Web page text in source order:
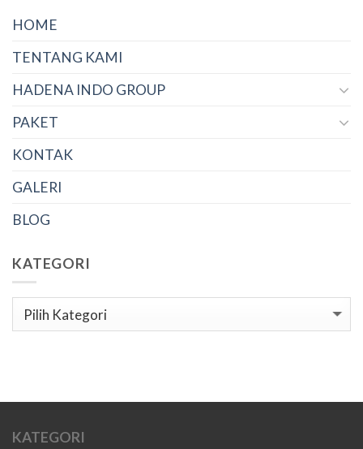
HOME
TENTANG KAMI
HADENA INDO GROUP
PAKET
KONTAK
GALERI
BLOG
KATEGORI
Kategori
KATEGORI